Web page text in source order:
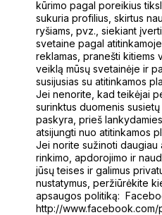
kūrimo pagal poreikius
sukuria profilius, skirtus
ryšiams, pvz., siekiant
svetaine pagal
reklamas, pranešti kitiems
veiklą mūsų svetainėje ir
susijusias su atitinkamos
Jei nenorite, kad teikėjai
surinktus duomenis
paskyra, prieš
atsijungti nuo atitinkamos
Jei norite sužinoti daugiau
rinkimo, apdorojimo ir
jūsų teises ir galimus
nustatymus, peržiūrėkite
apsaugos politiką:
http://www.facebook.com/